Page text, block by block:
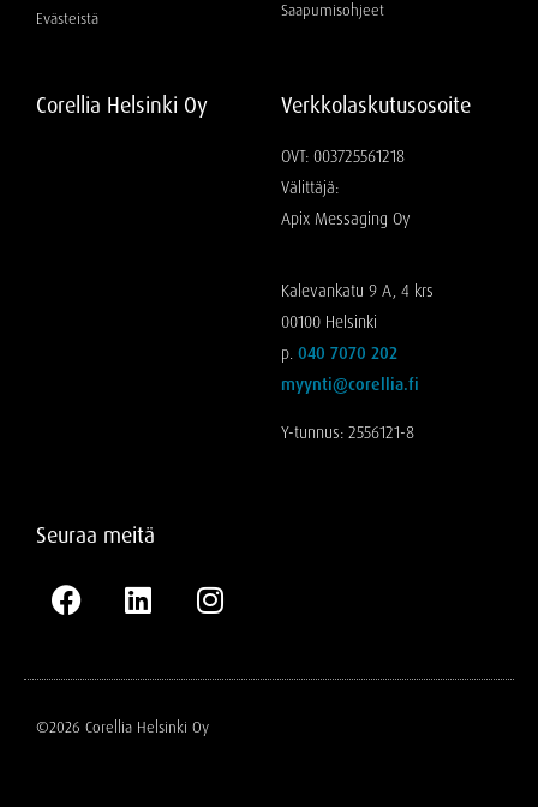
Evästeistä
Saapumisohjeet
Corellia Helsinki Oy Verkkolaskutusosoite
OVT: 003725561218
Välittäjä:
Apix Messaging Oy
Kalevankatu 9 A, 4 krs
00100 Helsinki
p. 040 7070 202
myynti@corellia.fi
Y-tunnus: 2556121-8
Seuraa meitä
©2026 Corellia Helsinki Oy